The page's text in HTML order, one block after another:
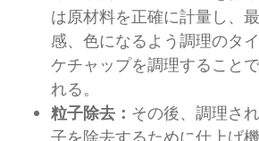
は原材料を正確に計量し、
感、色になるよう調理のタ
ケチャップを調理すること
れる。
粒子除去： その後、調理さ